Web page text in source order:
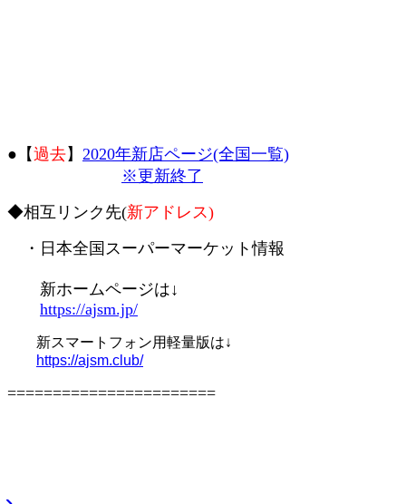
●【過去】 2020年新店ページ(全国一覧)
※更新終了
◆相互リンク先(新アドレス)
・日本全国スーパーマーケット情報
新ホームページは↓
https://ajsm.jp/
新スマートフォン用軽量版は↓
https://ajsm.club/
=======================